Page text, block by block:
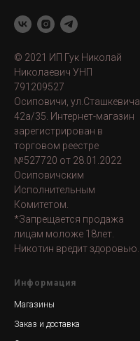
© 2021 ИП Гук Николай
Николаевич УНП
791209527
Осиповичи, ул.Сташкевича
42а/35. Интернет-магазин
зарегистрирован в
торговом реестре
№527720 от 28.01.2022
Осиповичским
Исполнительным
Комитетом.
*Запрещается продажа
лицам моложе 18лет.
Никотин вредит здоровью.
Информация
Магазины
Заказ и доставка